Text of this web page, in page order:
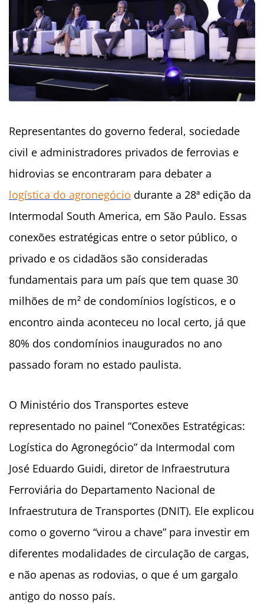
Representantes do governo federal, sociedade
civil e administradores privados de ferrovias e
hidrovias se encontraram para debater a
logística do agronegócio durante a 28ª edição da
Intermodal South America, em São Paulo. Essas
conexões estratégicas entre o setor público, o
privado e os cidadãos são consideradas
fundamentais para um país que tem quase 30
milhões de m² de condomínios logísticos, e o
encontro ainda aconteceu no local certo, já que
80% dos condomínios inaugurados no ano
passado foram no estado paulista.
O Ministério dos Transportes esteve
representado no painel “Conexões Estratégicas:
Logística do Agronegócio” da Intermodal com
José Eduardo Guidi, diretor de Infraestrutura
Ferroviária do Departamento Nacional de
Infraestrutura de Transportes (DNIT). Ele explicou
como o governo “virou a chave” para investir em
diferentes modalidades de circulação de cargas,
e não apenas as rodovias, o que é um gargalo
antigo do nosso país.